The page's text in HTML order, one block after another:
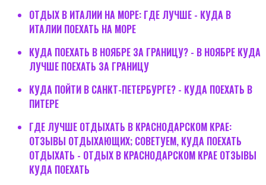
ОТДЫХ В ИТАЛИИ НА МОРЕ: ГДЕ ЛУЧШЕ - КУДА В
ИТАЛИИ ПОЕХАТЬ НА МОРЕ
КУДА ПОЕХАТЬ В НОЯБРЕ ЗА ГРАНИЦУ? - В НОЯБРЕ КУДА
ЛУЧШЕ ПОЕХАТЬ ЗА ГРАНИЦУ
КУДА ПОЙТИ В САНКТ-ПЕТЕРБУРГЕ? - КУДА ПОЕХАТЬ В
ПИТЕРЕ
ГДЕ ЛУЧШЕ ОТДЫХАТЬ В КРАСНОДАРСКОМ КРАЕ:
ОТЗЫВЫ ОТДЫХАЮЩИХ; СОВЕТУЕМ, КУДА ПОЕХАТЬ
ОТДЫХАТЬ - ОТДЫХ В КРАСНОДАРСКОМ КРАЕ ОТЗЫВЫ
КУДА ПОЕХАТЬ